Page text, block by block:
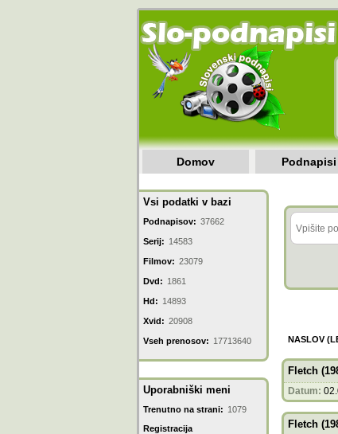
Domov Podnapisi
Vsi podatki v bazi
Podnapisov: 37662
Serij: 14583
Filmov: 23079
Dvd: 1861
Hd: 14893
Xvid: 20908
Vseh prenosov: 17713640
Uporabniški meni
Trenutno na strani: 1079
Registracija
NASLOV
Fletch
Datum:
Fletch